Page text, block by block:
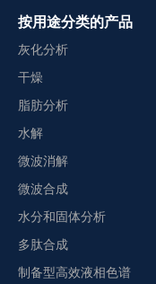
按用途分类的产品
灰化分析
干燥
脂肪分析
水解
微波消解
微波合成
水分和固体分析
多肽合成
制备型高效液相色谱